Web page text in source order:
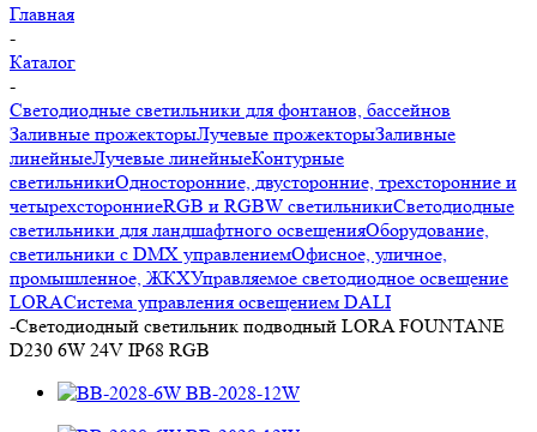
Главная
-
Каталог
-
Светодиодные светильники для фонтанов, бассейнов
Заливные прожекторыЛучевые прожекторыЗаливные
линейныеЛучевые линейныеКонтурные
светильникиОдносторонние, двусторонние, трехсторонние и
четырехсторонниеRGB и RGBW светильникиСветодиодные
светильники для ландшафтного освещенияОборудование,
светильники с DMX управлениемОфисное, уличное,
промышленное, ЖКХУправляемое светодиодное освещение
LORAСистема управления освещением DALI
-Светодиодный светильник подводный LORA FOUNTANE
D230 6W 24V IP68 RGB